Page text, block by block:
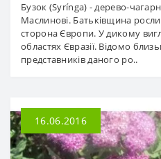
Бузок (Syrínga) - дерево-
Маслинові. Батьківщина
сторона Європи. У дикому
областях Євразії. Відомо
представників даного ро..
16.06.2016